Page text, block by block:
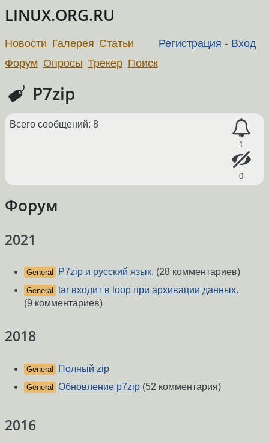
LINUX.ORG.RU
Регистрация - Вход
Новости Галерея Статьи
Форум Опросы Трекер Поиск
P7zip
1
0
Всего сообщений: 8
Форум
2021
General P7zip и русский язык. (28 комментариев)
General
tar входит в loop при архивации данных.
(9 комментариев)
2018
General Полный zip
General Обновление p7zip (52 комментария)
2016